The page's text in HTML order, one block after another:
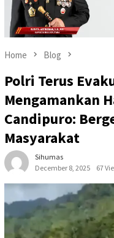
Home Blog
Polri Terus
Mengamankan
Candipuro:
Masyarakat
Sihumas
December 8, 2025
67